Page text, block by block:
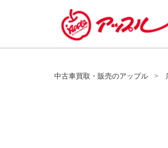
/*ABテスト_新規査定フォームの為の
中古車買取・販売のアップル